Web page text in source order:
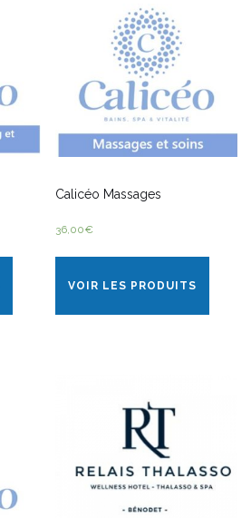
Calicéo Massages
36,00€
VOIR LES PRODUITS